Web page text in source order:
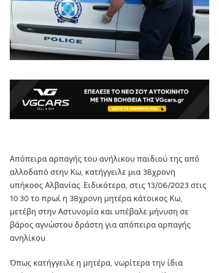
Απόπειρα αρπαγής του ανήλικου παιδιού της από
αλλοδαπό στην Κω, κατήγγειλε μια 38χρονη
υπήκοος Αλβανίας. Ειδικότερα, στις 13/06/2023 στις
10:30 το πρωί η 38χρονη μητέρα κάτοικος Κω,
μετέβη στην Αστυνομία και υπέβαλε μήνυση σε
βάρος αγνώστου δράστη για απόπειρα αρπαγής
ανηλίκου.
Όπως κατήγγειλε η μητέρα, νωρίτερα την ίδια